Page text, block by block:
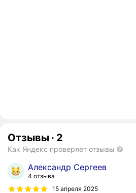
Отзывы · 2
Как Яндекс проверяет отзывы
Александр Сергеев
4 отзыва
15 апреля 2025